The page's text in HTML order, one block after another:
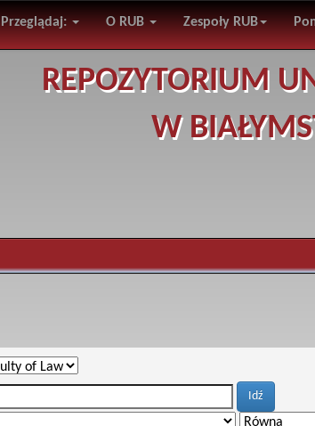
Przeglądaj: O RUB Zespoły RUB
REPOZYTORIUM
W